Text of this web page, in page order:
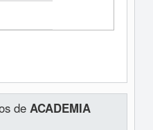
de ACADEMIA